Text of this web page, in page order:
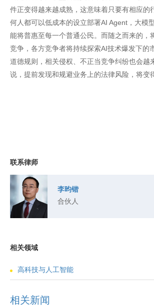
件正变得越来越成熟，这意味着只要有相应的
何人都可以低成本的设立部署AI Agent，大模
能将普惠至每一个普通公民。而随之而来的，
竞争，各方竞争者将持续探索AI技术爆发下的
道德规则，相关侵权、不正当竞争纠纷也会越
说，提前发现和规避业务上的法律风险，将变
联系律师
李昀锴
合伙人
相关领域
高科技与人工智能
相关新闻